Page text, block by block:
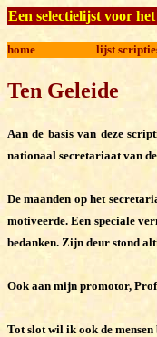
Een selectielijst voor
home lijst
Ten Geleide
Aan de basis van deze
nationaal secretariaat van
De maanden op het
motiveerde. Een speciale
bedanken. Zijn deur stond
Ook aan mijn promotor,
Tot slot wil ik ook de